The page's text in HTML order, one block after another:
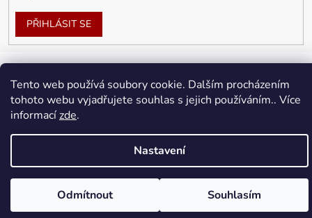
Tento web používá soubory cookie. Dalším procházením
tohoto webu vyjadřujete souhlas s jejich používáním.. Více
informacízde.
Nastavení
Odmítnout Souhlasím
PŘIHLÁSIT SE
Vytvořil Shoptet